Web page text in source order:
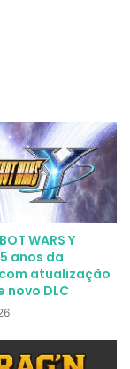
WARS Y
anos da
atualização
novo DLC